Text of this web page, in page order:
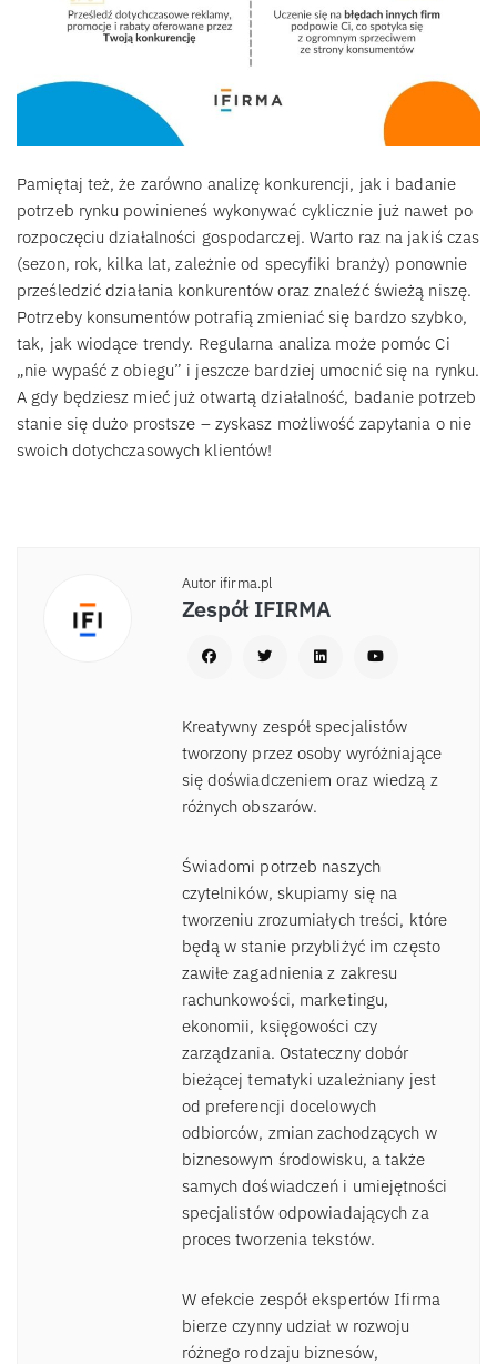
Pamiętaj też, że zarówno analizę konkurencji, jak i badanie
potrzeb rynku powinieneś wykonywać cyklicznie już nawet po
rozpoczęciu działalności gospodarczej. Warto raz na jakiś czas
(sezon, rok, kilka lat, zależnie od specyfiki branży) ponownie
prześledzić działania konkurentów oraz znaleźć świeżą niszę.
Potrzeby konsumentów potrafią zmieniać się bardzo szybko,
tak, jak wiodące trendy. Regularna analiza może pomóc Ci
„nie wypaść z obiegu” i jeszcze bardziej umocnić się na rynku.
A gdy będziesz mieć już otwartą działalność, badanie potrzeb
stanie się dużo prostsze – zyskasz możliwość zapytania o nie
swoich dotychczasowych klientów!
Autor ifirma.pl
Zespół IFIRMA
Kreatywny zespół specjalistów
tworzony przez osoby wyróżniające
się doświadczeniem oraz wiedzą z
różnych obszarów.
Świadomi potrzeb naszych
czytelników, skupiamy się na
tworzeniu zrozumiałych treści, które
będą w stanie przybliżyć im często
zawiłe zagadnienia z zakresu
rachunkowości, marketingu,
ekonomii, księgowości czy
zarządzania. Ostateczny dobór
bieżącej tematyki uzależniany jest
od preferencji docelowych
odbiorców, zmian zachodzących w
biznesowym środowisku, a także
samych doświadczeń i umiejętności
specjalistów odpowiadających za
proces tworzenia tekstów.
W efekcie zespół ekspertów Ifirma
bierze czynny udział w rozwoju
różnego rodzaju biznesów,